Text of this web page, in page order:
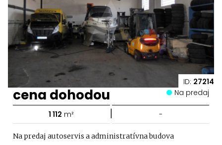
ID: 27214
cena dohodou Na predaj
1 112 m² | -
Na predaj autoservis a administratívna budova